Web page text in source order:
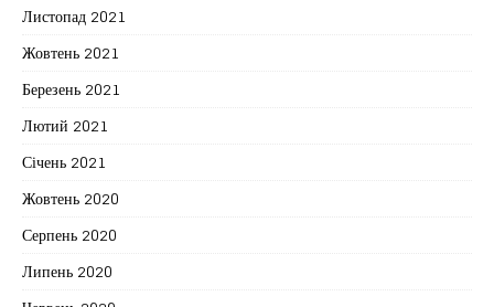
Листопад 2021
Жовтень 2021
Березень 2021
Лютий 2021
Січень 2021
Жовтень 2020
Серпень 2020
Липень 2020